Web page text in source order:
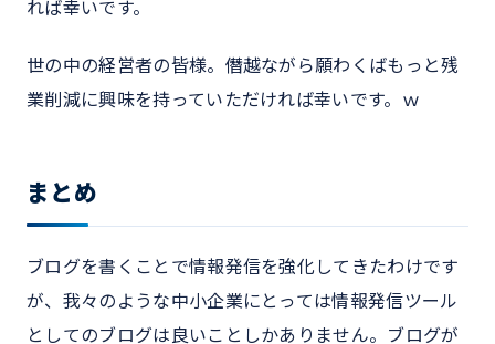
れば幸いです。
世の中の経営者の皆様。僭越ながら願わくばもっと残
業削減に興味を持っていただければ幸いです。ｗ
まとめ
ブログを書くことで情報発信を強化してきたわけです
が、我々のような中小企業にとっては情報発信ツール
としてのブログは良いことしかありません。ブログが